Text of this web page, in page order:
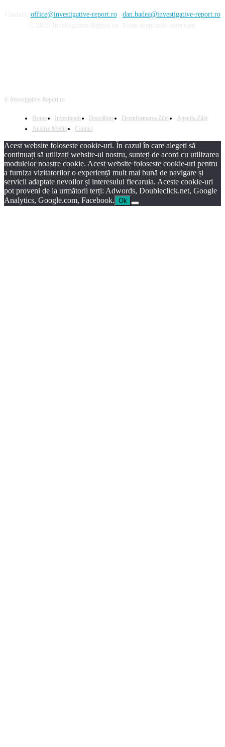
office@investigative-report.ro| dan.badea@investigative-report.ro
© Investigative-Report.ro
Home Investigatii Dezvăluiri Dezinformarea Zilei
Agenda Zilei
Analize Media
Contact
Acest website foloseste cookie-uri. În cazul în care alegeți să
continuați să utilizați website-ul nostru, sunteți de acord cu utilizarea
modulelor noastre cookie. Acest website foloseste cookie-uri pentru
a furniza vizitatorilor o experiență mult mai bună de navigare și
servicii adaptate nevoilor și interesului fiecaruia. Aceste cookie-uri
pot proveni de la următorii terți: Adwords, Doubleclick.net, Google
Analytics, Google.com, Facebook. Ok